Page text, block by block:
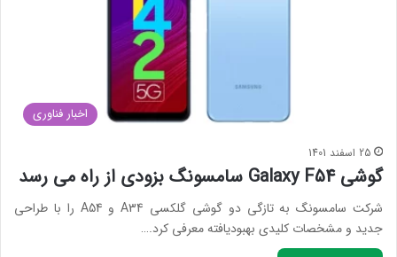
اخبار فناوری
25 اسفند 1401
گوشی Galaxy F54 سامسونگ بزودی از راه می رسد
شرکت سامسونگ به تازگی دو گوشی گلکسی A34 و A54 را با طراحی
جدید و مشخصات کلیدی بهبودیافته معرفی کرد.…